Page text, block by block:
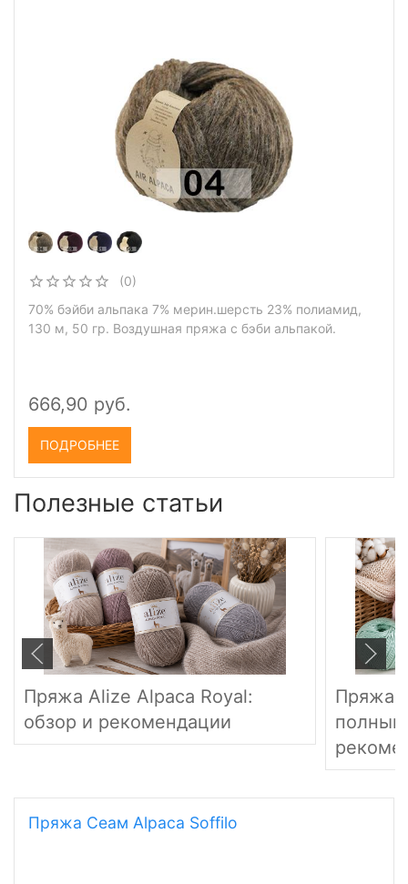
(0)
70% бэйби альпака 7% мерин.шерсть 23% полиамид,
666,90 руб.
Полезные статьи
Пряжа Alize Alpaca Royal:
обзор и рекомендации
Пряжа
полный